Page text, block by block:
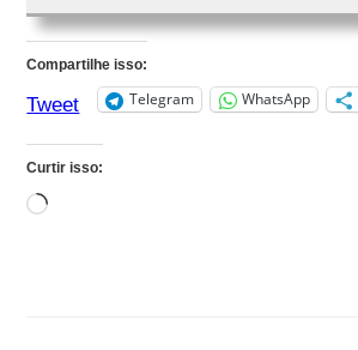
Compartilhe isso:
Tweet Telegram WhatsApp
Curtir isso:
Carregando...